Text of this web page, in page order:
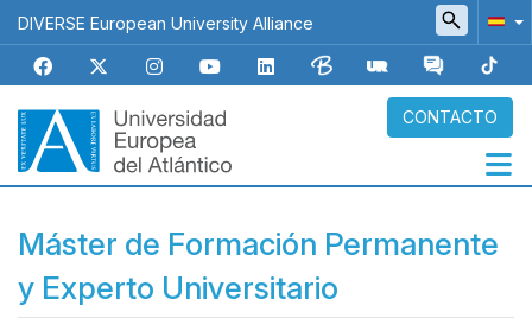
Pasar
al
contenido
principal
DIVERSE European University Alliance
CONTACTO
Navegación
principal
Máster de Formación Permanente
y Experto Universitario